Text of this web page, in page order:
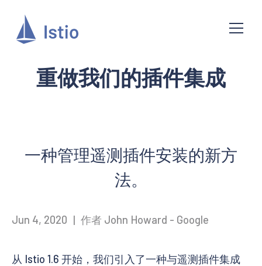
重做我们的插件集成
一种管理遥测插件安装的新方
法。
Jun 4, 2020 | 作者 John Howard - Google
从 Istio 1.6 开始，我们引入了一种与遥测插件集成